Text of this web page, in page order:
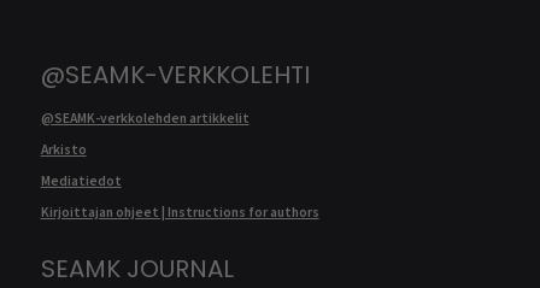
@SEAMK-VERKKOLEHTI
@SEAMK-verkkolehden artikkelit
Arkisto
Mediatiedot
Kirjoittajan ohjeet | Instructions for authors
SEAMK JOURNAL